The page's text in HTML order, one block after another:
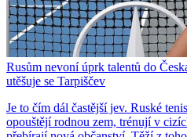
Rusům nevoní úprk talentů do
utěšuje se Tarpiščev
Je to čím dál častější jev. Ruské
opouštějí rodnou zem, trénují v